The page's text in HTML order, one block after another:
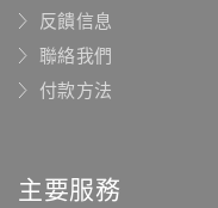
反饋信息
聯絡我們
付款方法
主要服務